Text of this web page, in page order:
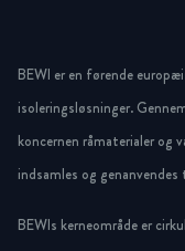
BEWI er en førende
isoleringsløsninger.
koncernen råmaterialer og
indsamles og
BEWIs kerneområde er